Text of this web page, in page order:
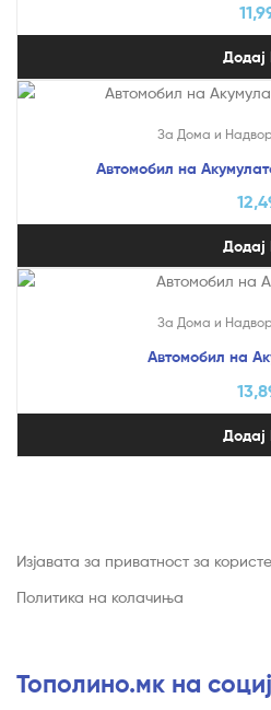
За Дома и Надвор
Автомобил на
За Дома и Надвор
Автомобил на
Изјавата за приватност за
Политика на колачиња
Тополино.мк на